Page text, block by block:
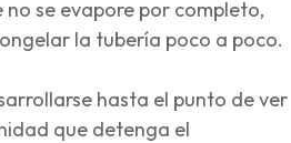
se evapore por completo,
la tubería poco a poco.
hasta el punto de ver
que detenga el